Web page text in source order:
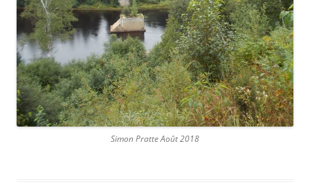
Simon Pratte Août 2018